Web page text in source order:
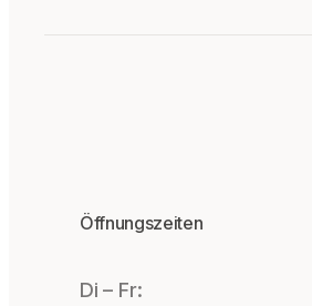
Öffnungszeiten
Di – Fr: